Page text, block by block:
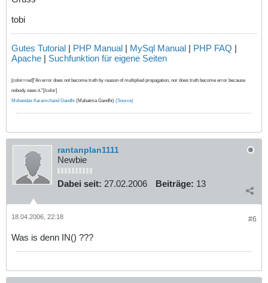
tobi
Gutes Tutorial | PHP Manual | MySql Manual | PHP FAQ |
Apache | Suchfunktion für eigene Seiten
[color=red]"An error does not become truth by reason of multiplied propagation, nor does truth become error because
nobody sees it."[/color]
Mohandas Karamchand Gandhi (Mahatma Gandhi) (Source)
rantanplan1111
Newbie
Dabei seit: 27.02.2006 Beiträge: 13
#6
18.04.2006, 22:18
Was is denn IN() ???